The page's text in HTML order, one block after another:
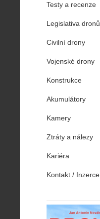
Testy a recenze
Legislativa dronů
Civilní drony
Vojenské drony
Konstrukce
Akumulátory
Kamery
Ztráty a nálezy
Kariéra
Kontakt / Inzerce